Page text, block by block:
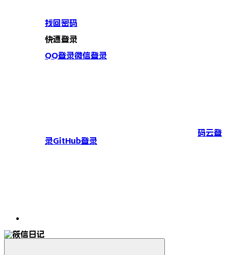
找回密码
快速登录
QQ登录微信登录
码云登
录GitHub登录